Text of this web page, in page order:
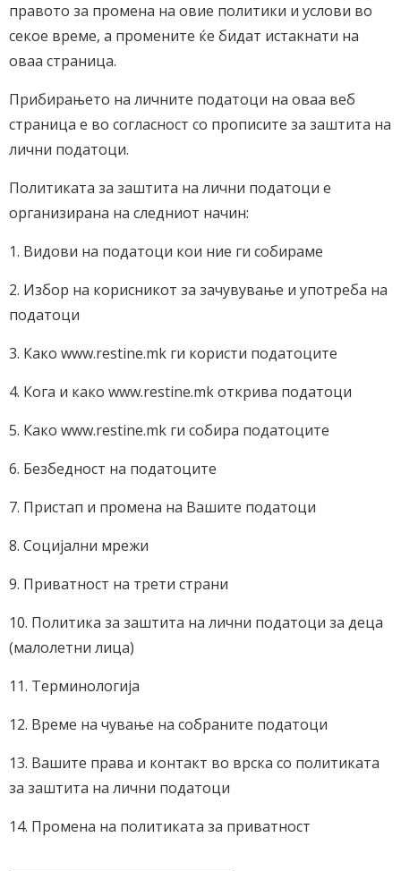
правото за промена на овие политики и услови во
секое време, а промените ќе бидат истакнати на
оваа страница.
Прибирањето на личните податоци на оваа веб
страница е во согласност со прописите за заштита на
лични податоци.
Политиката за заштитa на лични податоци е
организирана на следниот начин:
1. Видови на податоци кои ние ги собираме
2. Избор на корисникот за зачувување и употреба на
податоци
3. Како www.restine.mk ги користи податоците
4. Кога и како www.restine.mk открива податоци
5. Како www.restine.mk ги собира податоците
6. Безбедност на податоците
7. Пристап и промена на Вашите податоци
8. Социјални мрежи
9. Приватност на трети страни
10. Политика за заштита на лични податоци за деца
(малолетни лица)
11. Терминологија
12. Време на чување на собраните податоци
13. Вашите права и контакт во врска со политиката
за заштита на лични податоци
14. Промена на политиката за приватност